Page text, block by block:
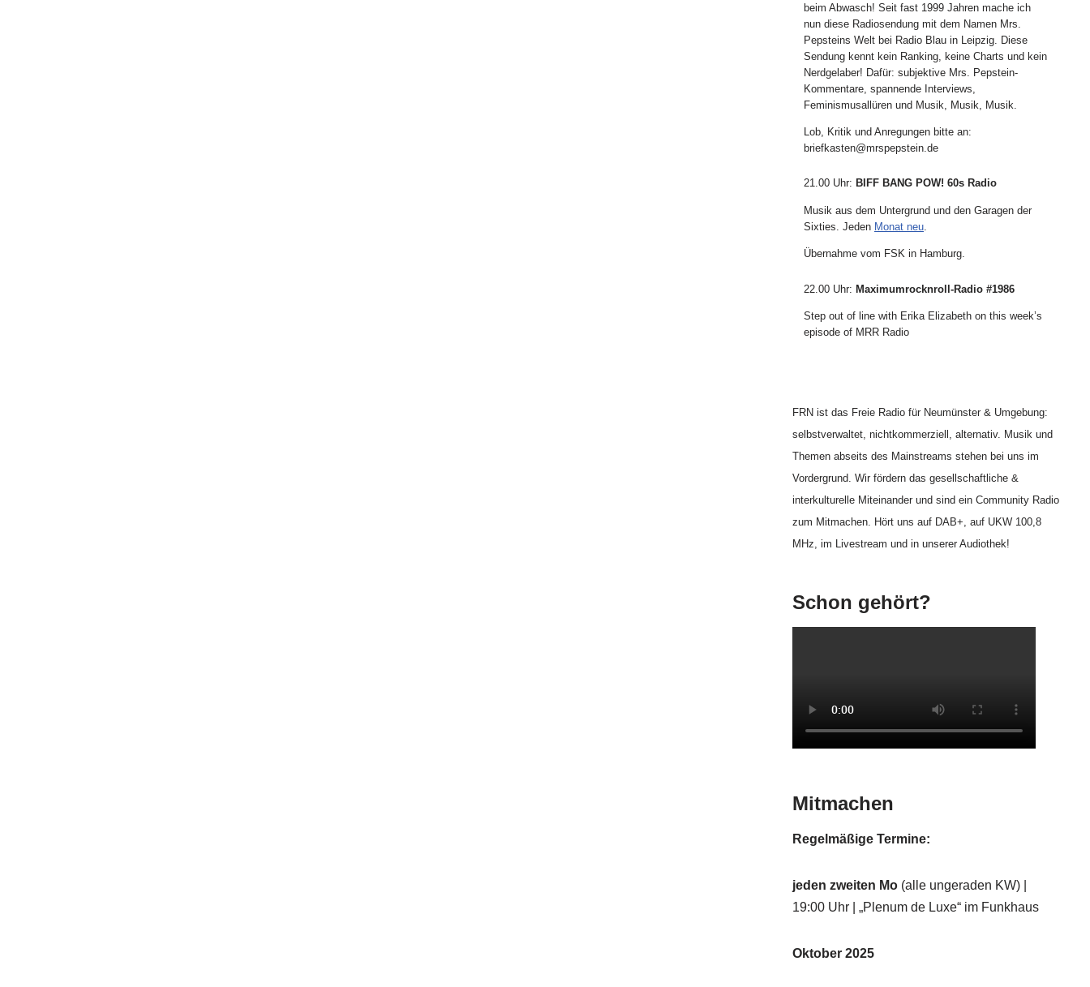
beim Abwasch! Seit fast 1999 Jahren mache ich
nun diese Radiosendung mit dem Namen Mrs.
Pepsteins Welt bei Radio Blau in Leipzig. Diese
Sendung kennt kein Ranking, keine Charts und kein
Nerdgelaber! Dafür: subjektive Mrs. Pepstein-
Kommentare, spannende Interviews,
Feminismusallüren und Musik, Musik, Musik.
Lob, Kritik und Anregungen bitte an:
briefkasten@mrspepstein.de
21.00 Uhr: BIFF BANG POW! 60s Radio
Musik aus dem Untergrund und den Garagen der
Sixties. Jeden Monat neu
Übernahme vom FSK in Hamburg.
22.00 Uhr: Maximumrocknroll-Radio #1986
Step out of line with Erika Elizabeth on this week’s
episode of MRR Radio
FRN ist das Freie Radio für Neumünster & Umgebung:
selbstverwaltet, nichtkommerziell, alternativ. Musik und
Themen abseits des Mainstreams stehen bei uns im
Vordergrund. Wir fördern das gesellschaftliche &
interkulturelle Miteinander und sind ein Community Radio
zum Mitmachen. Hört uns auf DAB+, auf UKW 100,8
MHz, im Livestream und in unserer Audiothek!
Schon gehört?
Mitmachen
Regelmäßige Termine:
jeden zweiten Mo (alle ungeraden KW) |
19:00 Uhr | „Plenum de Luxe“ im Funkhaus
Oktober 2025